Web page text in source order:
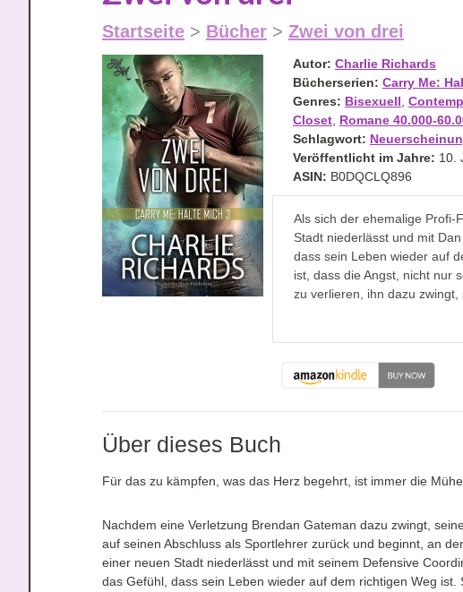
Startseite > Bücher > Zwei von drei
Autor: Charlie Richards
Bücherserien: Carry Me:
Genres: Bisexuell
Closet Romane 40.000-
Schlagwort:
Veröffentlicht im Jahre: 10.
ASIN: B0DQCLQ896
Als sich der ehemalige Profi-
Stadt niederlässt und mit
dass sein Leben wieder auf
ist, dass die Angst, nicht nur
zu verlieren, ihn dazu zwingt,
Über dieses Buch
Für das zu kämpfen, was das Herz begehrt, ist immer die Mühe
Nachdem eine Verletzung Brendan Gateman dazu zwingt,
auf seinen Abschluss als Sportlehrer zurück und beginnt, an
einer neuen Stadt niederlässt und mit seinem Defensive
das Gefühl, dass sein Leben wieder auf dem richtigen Weg